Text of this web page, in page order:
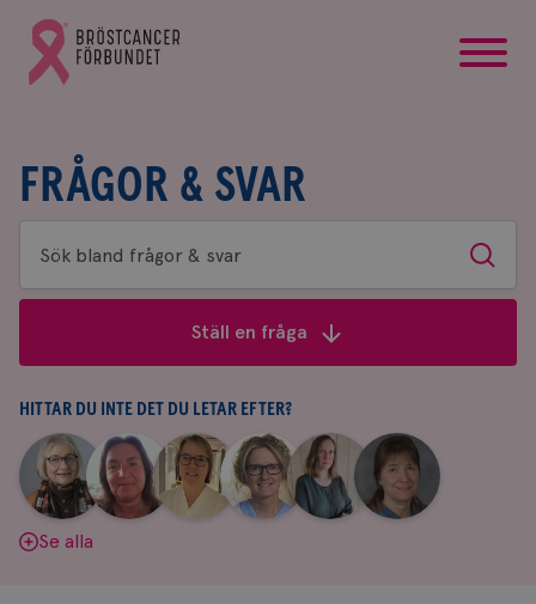
Gå
till
Bröstcancerförbundets
FRÅGOR & SVAR
Sök
bland
&
svar
Sök
Ställ en fråga
HITTAR DU INTE DET DU LETAR EFTER?
Aina
Johnsson
|
Anne
Andersson
Fredrika
Killander
|
Jeanette
Bäcklund
|
Maria
Edegran
|
Yvette
Andersson
Se alla